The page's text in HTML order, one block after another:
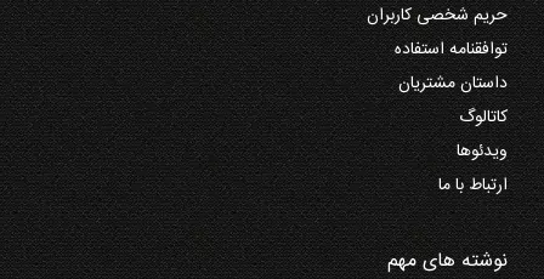
حریم شخصی کاربران
توافقنامه استفاده
داستان مشتریان
کاتالوگ
ویدئوها
ارتباط با ما
نوشته های مهم